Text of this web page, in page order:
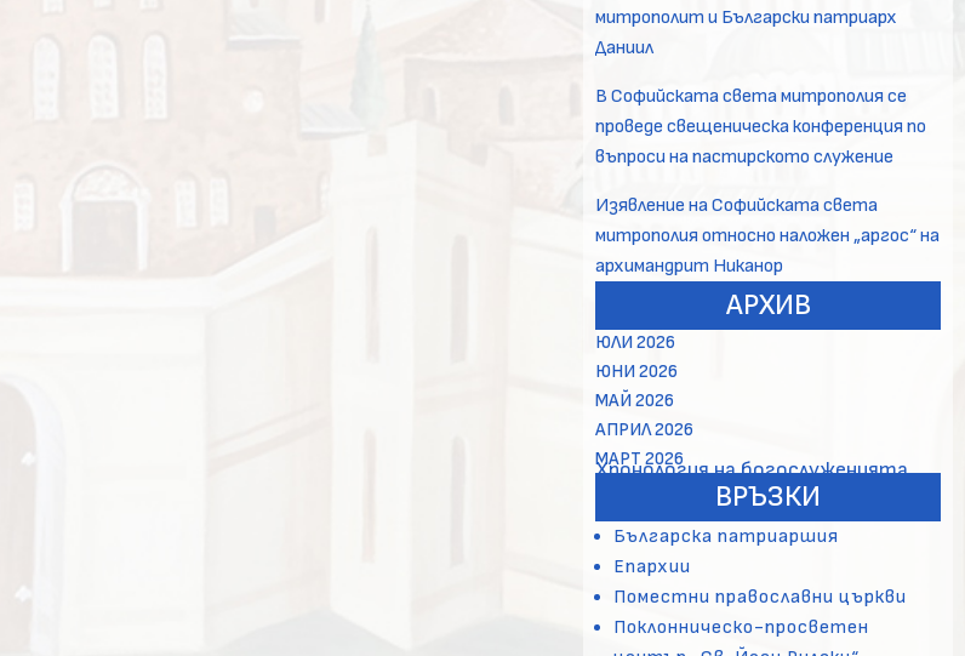
митрополит и Български патриарх
Даниил
В Софийската света митрополия се
проведе свещеническа конференция по
въпроси на пастирското служение
Изявление на Софийската света
митрополия относно наложен „аргос“ на
архимандрит Никанор
АРХИВ
ЮЛИ 2026
ЮНИ 2026
МАЙ 2026
АПРИЛ 2026
МАРТ 2026
Хронология на богослуженията
ВРЪЗКИ
Българска патриаршия
Епархии
Поместни православни църкви
Поклонническо-просветен